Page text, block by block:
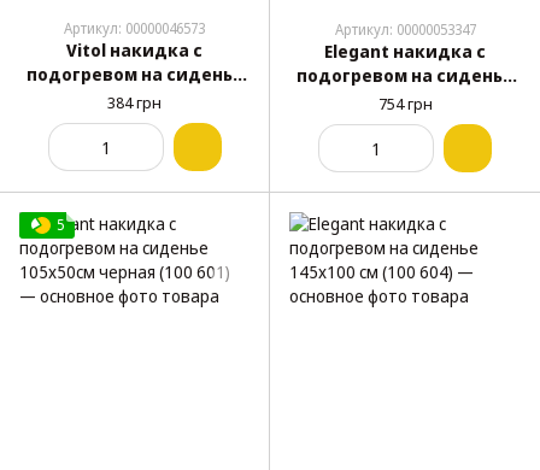
Артикул: 00000046573
Vitol накидка с
подогревом на сиденье
50x45 см
384 грн
Артикул: 00000053347
Elegant накидка с
подогревом на сиденье
97x48см черная (100 602)
754 грн
5